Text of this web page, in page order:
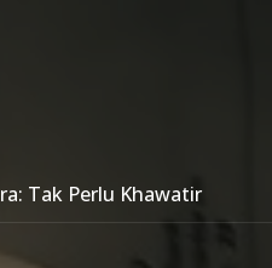
Tak Perlu Khawatir